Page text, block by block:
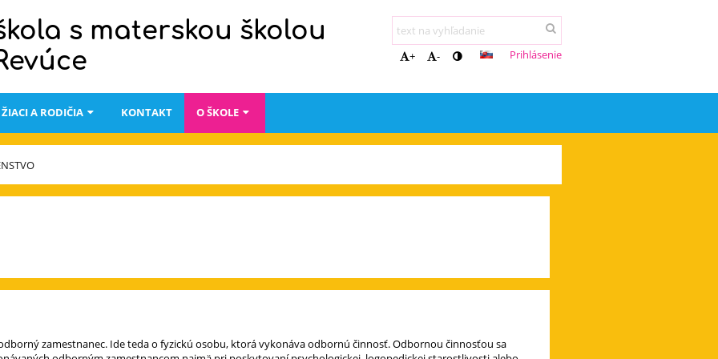
s materskou školou
+ - Prihlásenie
ŽIACI A RODIČIA KONTAKT O ŠKOLE
zamestnanec. Ide teda o fyzickú osobu, ktorá vykonáva odbornú činnosť. Odbornou činnosťou sa